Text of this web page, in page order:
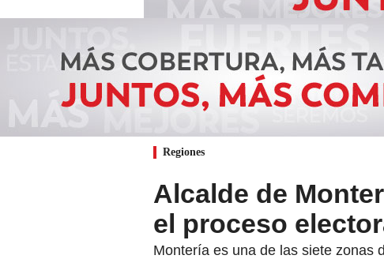
Regiones
Alcalde de
el proceso
Montería es una de las siete zonas